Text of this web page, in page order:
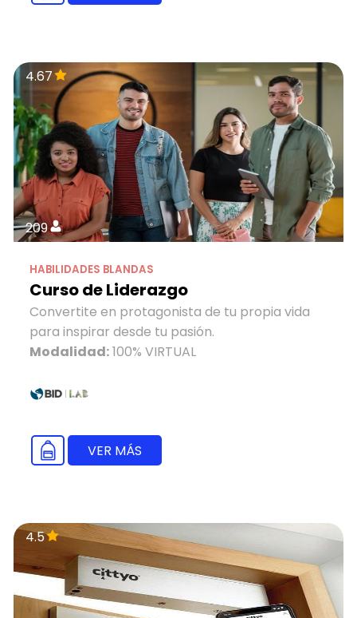
4.67
209
HABILIDADES BLANDAS
Curso de Liderazgo
Convertite en protagonista de tu propia vida
para inspirar desde tu pasión.
Modalidad:100% VIRTUAL
VER MÁS
4.5